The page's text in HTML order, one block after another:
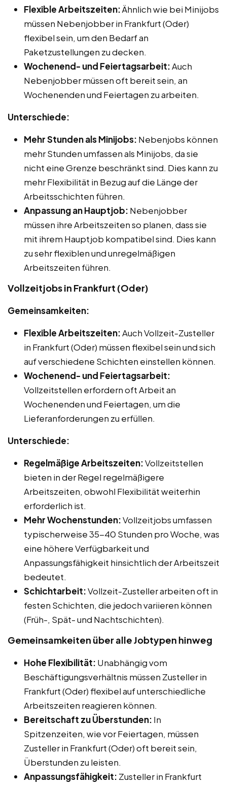
Flexible Arbeitszeiten:Ähnlich wie bei Minijobs
müssen Nebenjobber in Frankfurt (Oder)
flexibel sein, um den Bedarf an
Paketzustellungen zu decken.
Wochenend- und Feiertagsarbeit:Auch
Nebenjobber müssen oft bereit sein, an
Wochenenden und Feiertagen zu arbeiten.
Unterschiede:
Mehr Stunden als Minijobs: Nebenjobs können
mehr Stunden umfassen als Minijobs, da sie
nicht eine Grenze beschränkt sind. Dies kann zu
mehr Flexibilität in Bezug auf die Länge der
Arbeitsschichten führen.
Anpassung an Hauptjob: Nebenjobber
müssen ihre Arbeitszeiten so planen, dass sie
mit ihrem Hauptjob kompatibel sind. Dies kann
zu sehr flexiblen und unregelmäßigen
Arbeitszeiten führen.
Vollzeitjobs in Frankfurt (Oder)
Gemeinsamkeiten:
Flexible Arbeitszeiten:Auch Vollzeit-Zusteller
in Frankfurt (Oder) müssen flexibel sein und sich
auf verschiedene Schichten einstellen können.
Wochenend- und Feiertagsarbeit:
Vollzeitstellen erfordern oft Arbeit an
Wochenenden und Feiertagen, um die
Lieferanforderungen zu erfüllen.
Unterschiede:
Regelmäßige Arbeitszeiten:Vollzeitstellen
bieten in der Regel regelmäßigere
Arbeitszeiten, obwohl Flexibilität weiterhin
erforderlich ist.
Mehr Wochenstunden:Vollzeitjobs umfassen
typischerweise 35-40 Stunden pro Woche, was
eine höhere Verfügbarkeit und
Anpassungsfähigkeit hinsichtlich der Arbeitszeit
bedeutet.
Schichtarbeit:Vollzeit-Zusteller arbeiten oft in
festen Schichten, die jedoch variieren können
(Früh-, Spät- und Nachtschichten).
Gemeinsamkeiten über alle Jobtypen hinweg
Hohe Flexibilität: Unabhängig vom
Beschäftigungsverhältnis müssen Zusteller in
Frankfurt (Oder) flexibel auf unterschiedliche
Arbeitszeiten reagieren können.
Bereitschaft zu Überstunden: In
Spitzenzeiten, wie vor Feiertagen, müssen
Zusteller in Frankfurt (Oder) oft bereit sein,
Überstunden zu leisten.
Anpassungsfähigkeit: Zusteller in Frankfurt